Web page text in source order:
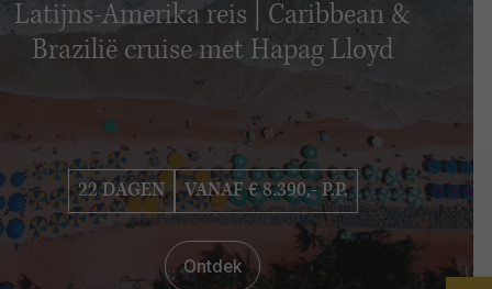
Latijns-Amerika reis | Caribbean &
Brazilië cruise met Hapag Lloyd
22 DAGEN VANAF € 8.390,- P.P.
Ontdek